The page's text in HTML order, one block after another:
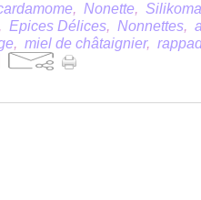
, Nonette,
, Epices Délices, Nonnettes,
, miel de châtaignier,